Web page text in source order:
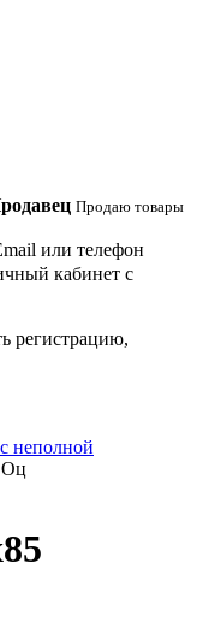
Продаю товары
или телефон
кабинет с
регистрацию,
неполной
Оц